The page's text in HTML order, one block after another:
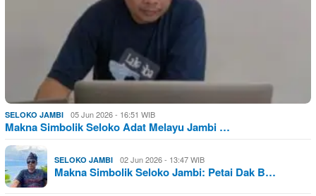
SELOKO JAMBI 05 Jun 2026 - 16:51 WIB
Makna Simbolik Seloko Adat Melayu Jambi …
SELOKO JAMBI 02 Jun 2026 - 13:47 WIB
Makna Simbolik Seloko Jambi: Petai Dak B…